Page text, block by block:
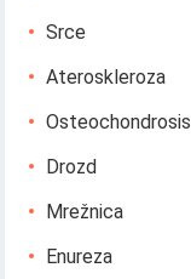
Srce
Ateroskleroza
Osteochondrosis
Drozd
Mrežnica
Enureza